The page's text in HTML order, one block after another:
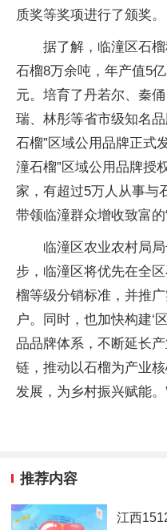
质奖等奖项进行了颁奖。
据了解，临潼区石
石榴8万余吨，年产值5
元。培育了丹若尔、秦
瑞、林彤等省市级知名
石榴”区域公用品牌正式
潼石榴”区域公用品牌授
家，有超过5万人从事与
带领临潼群众增收致富的
临潼区农业农村局
步，临潼区将优先在全
榴等级分销标准，并推
户。同时，也加快构建‘
品品牌体系，不断延长
链，推动以石榴为产业
发展，为乡村振兴赋能。
推荐内容
江西